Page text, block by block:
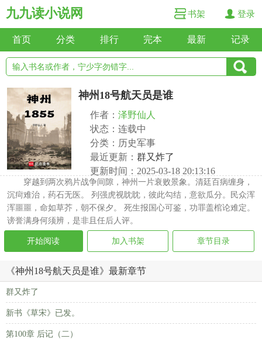
九九读小说网 书架 登录
首页 分类 排行 完本 最新 记录
神州18号航天员是谁
作者： 泽野仙人
状态：连载中
分类：历史军事
最近更新： 群又炸了
更新时间：2025-03-18 20:13:16
穿越到两次鸦片战争间隙，神州一片衰败景象。清廷百病缠身，
沉疴难治，药石无医。 列强虎视眈眈，彼此勾结，意欲瓜分。民众浑
浑噩噩，命如草芥，朝不保夕。 死生报国心可鉴，功罪盖棺论难定。
谤誉满身何须辨，是非且任后人评。
开始阅读 加入书架 章节目录
《神州18号航天员是谁》最新章节
群又炸了
新书《草宋》已发。
第100章 后记（二）